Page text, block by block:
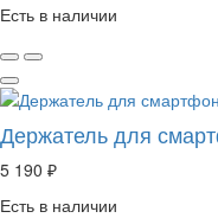
Есть в наличии
Держатель для
5 190 ₽
Есть в наличии